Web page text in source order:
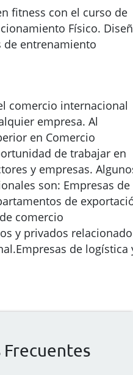
fitness con el curso de
Físico.
de entrenamiento
comercio internacional
empresa. Al
en Comercio
de trabajar en
y empresas.
son: Empresas de
de
comercio
y privados
de logística